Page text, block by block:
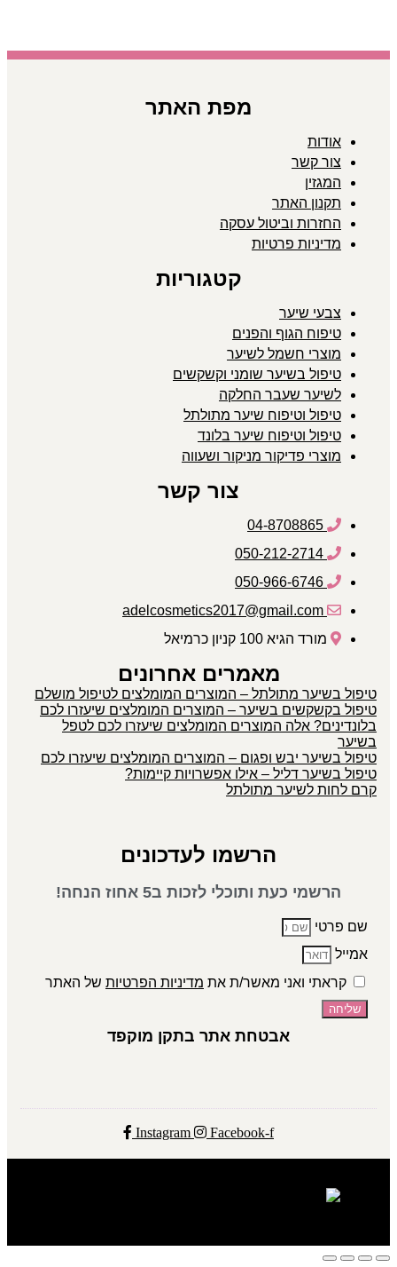
מפת האתר
אודות
צור קשר
המגזין
תקנון האתר
החזרות וביטול עסקה
מדיניות פרטיות
קטגוריות
צבעי שיער
טיפוח הגוף והפנים
מוצרי חשמל לשיער
טיפול בשיער שומני וקשקשים
לשיער שעבר החלקה
טיפול וטיפוח שיער מתולתל
טיפול וטיפוח שיער בלונד
מוצרי פדיקור מניקור ושעווה
צור קשר
04-8708865
050-212-2714
050-966-6746
adelcosmetics2017@gmail.com
מורד הגיא 100 קניון כרמיאל
מאמרים אחרונים
טיפול בשיער מתולתל – המוצרים המומלצים לטיפול מושלם
טיפול בקשקשים בשיער – המוצרים המומלצים שיעזרו לכם
בלונדינים? אלה המוצרים המומלצים שיעזרו לכם לטפל
בשיער
טיפול בשיער יבש ופגום – המוצרים המומלצים שיעזרו לכם
טיפול בשיער דליל – אילו אפשרויות קיימות?
קרם לחות לשיער מתולתל
הרשמו לעדכונים
הרשמי כעת ותוכלי לזכות ב5 אחוז הנחה!
שם פרטי
אמייל
קראתי ואני מאשר/ת את מדיניות הפרטיות של האתר
שליחה
אבטחת אתר בתקן מוקפד
Instagram Facebook-f